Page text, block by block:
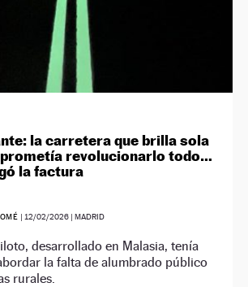
la carretera que brilla sola
revolucionarlo todo…
la factura
| 12/02/2026| MADRID
desarrollado en Malasia, tenía
la falta de alumbrado público
rurales.